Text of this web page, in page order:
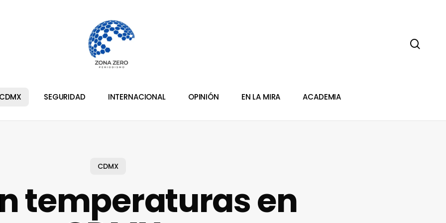
CDMX SEGURIDAD INTERNACIONAL OPINIÓN EN LA MIRA ACADEMIA
CDMX
temperaturas en